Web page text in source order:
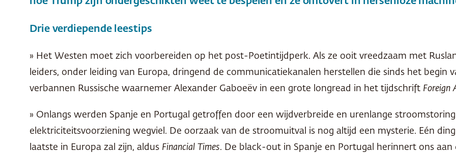
Drie verdiepende leestips
» Het Westen moet zich voorbereiden op het post-Poetintijdperk. Als ze ooit vreedzaam met
leiders, onder leiding van Europa, dringend de communicatiekanalen herstellen die sinds het begin
verbannen Russische waarnemer Alexander Gaboeëv in een grote longread in het tijdschrift Foreign
» Onlangs werden Spanje en Portugal getroffen door een wijdverbreide en urenlange
elektriciteitsvoorziening wegviel. De oorzaak van de stroomuitval is nog altijd een mysterie. Eén
laatste in Europa zal zijn, aldus Financial Times. De black-out in Spanje en Portugal herinnert ons